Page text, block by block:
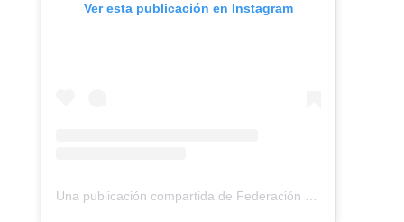
Ver esta publicación en Instagram
Una publicación compartida de Federación Montañismo Tenerife (@federacion_montanismo_tenerife)